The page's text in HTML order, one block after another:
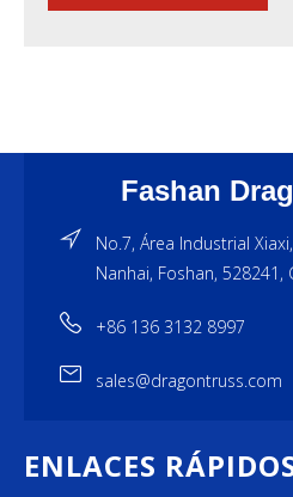
Fashan
No.7, Área Industrial
Nanhai, Foshan, 528241,
+86 136 3132 8997
sales@dragontruss.com
ENLACES